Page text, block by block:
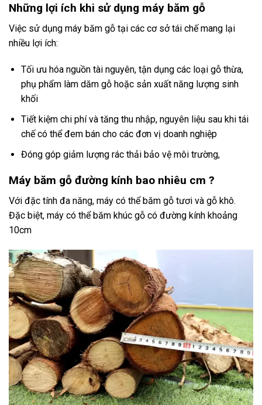
Những lợi ích khi sử dụng máy băm gỗ
Việc sử dụng máy băm gỗ tại các cơ sở tái chế mang lại
nhiều lợi ích:
Tối ưu hóa nguồn tài nguyên, tận dụng các loại gỗ thừa,
phụ phẩm làm dăm gỗ hoặc sản xuất năng lượng sinh
khối
Tiết kiệm chi phí và tăng thu nhập, nguyên liệu sau khi tái
chế có thể đem bán cho các đơn vị doanh nghiệp
Đóng góp giảm lượng rác thải bảo vệ môi trường,
Máy băm gỗ đường kính bao nhiêu cm ?
Với đặc tính đa năng, máy có thể băm gỗ tươi và gỗ khô.
Đặc biệt, máy có thể băm khúc gỗ có đường kính khoảng
10cm